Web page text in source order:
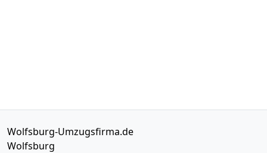
Wolfsburg-Umzugsfirma.de
Wolfsburg